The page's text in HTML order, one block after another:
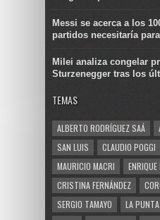
Messi se acerca a los
partidos necesitaría
Milei analiza congelar
Sturzenegger tras los
TEMAS
ALBERTO RODRÍGUEZ SAÁ
SAN LUIS
CLAUDIO POGGI
MAURICIO MACRI
CRISTINA FERNÁNDEZ
SERGIO TAMAYO
LA PUNTA